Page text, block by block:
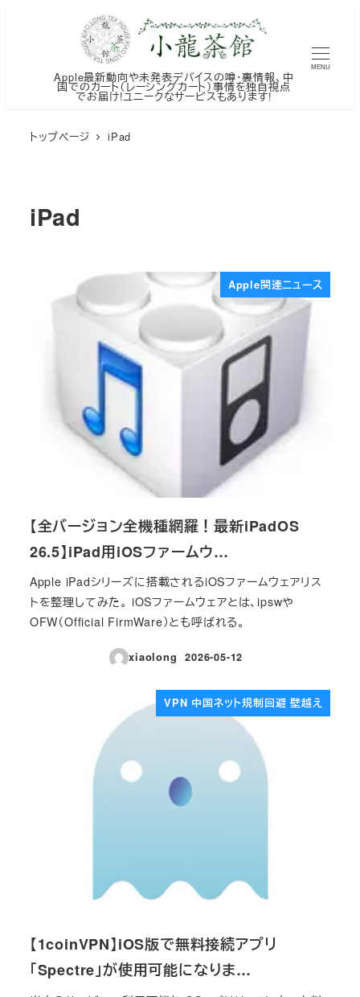
Apple最新動向や未発表デバイスの噂・裏情報、中
国でのカート（レーシングカート）事情を独自視点
でお届け!ユニークなサービスもあります!
MENU
トップページ iPad
iPad
Apple関連ニュース
【全バージョン全機種網羅！最新iPadOS
26.5】iPad用iOSファームウ…
Apple iPadシリーズに搭載されるiOSファームウェアリス
トを整理してみた。 iOSファームウェアとは、ipswや
OFW（Official FirmWare）とも呼ばれる。
xiaolong
投稿日
2026-05-12
VPN 中国ネット規制回避 壁越え
【1coinVPN】iOS版で無料接続アプリ
「Spectre」が使用可能になりま…